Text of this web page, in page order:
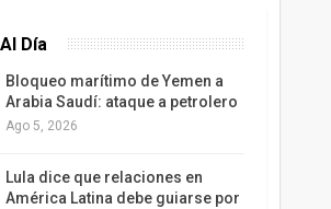
Día
Bloqueo marítimo de Yemen a
Arabia Saudí: ataque a petrolero
Ago 5, 2026
Lula dice que relaciones en
América Latina debe guiarse por